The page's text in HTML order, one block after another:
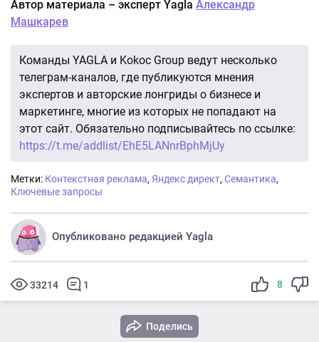
Автор материала – эксперт Yagla Александр
Машкарев
Команды YAGLA и Kokoc Group ведут несколько
телеграм-каналов, где публикуются мнения
экспертов и авторские лонгриды о бизнесе и
маркетинге, многие из которых не попадают на
этот сайт. Обязательно подписывайтесь по ссылке:
https://t.me/addlist/EhE5LANnrBphMjUy
Метки: Контекстная реклама, Яндекс директ, Семантика,
Ключевые запросы
Опубликовано редакцией Yagla
33214 1 8
Поделись